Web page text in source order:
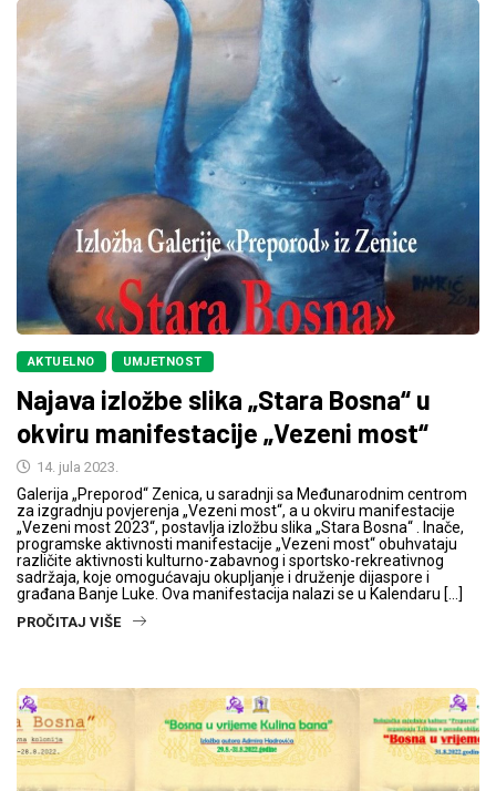
AKTUELNO UMJETNOST
Najava izložbe slika „Stara Bosna“ u
okviru manifestacije „Vezeni most“
14. jula 2023.
Galerija „Preporod“ Zenica, u saradnji sa Međunarodnim centrom
za izgradnju povjerenja „Vezeni most“, a u okviru manifestacije
„Vezeni most 2023“, postavlja izložbu slika „Stara Bosna“ . Inače,
programske aktivnosti manifestacije „Vezeni most“ obuhvataju
različite aktivnosti kulturno-zabavnog i sportsko-rekreativnog
sadržaja, koje omogućavaju okupljanje i druženje dijaspore i
građana Banje Luke. Ova manifestacija nalazi se u Kalendaru […]
PROČITAJ VIŠE